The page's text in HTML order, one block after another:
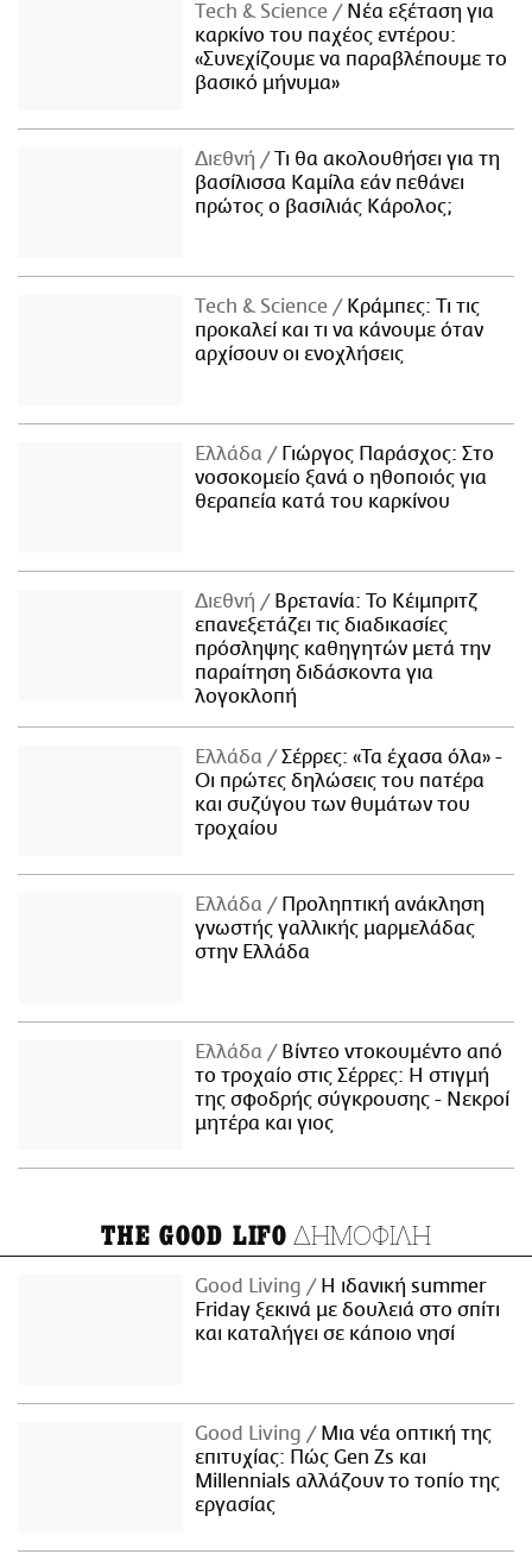
Τech & Science
Νέα εξέταση για
καρκίνο του παχέος εντέρου:
«Συνεχίζουμε να παραβλέπουμε το
βασικό μήνυμα»
Διεθνή
Τι θα ακολουθήσει για τη
βασίλισσα Καμίλα εάν πεθάνει
πρώτος ο βασιλιάς Κάρολος;
Τech & Science
Κράμπες: Τι τις
προκαλεί και τι να κάνουμε όταν
αρχίσουν οι ενοχλήσεις
Ελλάδα
Γιώργος Παράσχος: Στο
νοσοκομείο ξανά ο ηθοποιός για
θεραπεία κατά του καρκίνου
Διεθνή
Βρετανία: Το Κέιμπριτζ
επανεξετάζει τις διαδικασίες
πρόσληψης καθηγητών μετά την
παραίτηση διδάσκοντα για
λογοκλοπή
Ελλάδα
Σέρρες: «Τα έχασα όλα» -
Οι πρώτες δηλώσεις του πατέρα
και συζύγου των θυμάτων του
τροχαίου
Ελλάδα
Προληπτική ανάκληση
γνωστής γαλλικής μαρμελάδας
στην Ελλάδα
Ελλάδα
Βίντεο ντοκουμέντο από
το τροχαίο στις Σέρρες: Η στιγμή
της σφοδρής σύγκρουσης - Νεκροί
μητέρα και γιος
THE GOOD LIFO ΔΗΜΟΦΙΛΗ
Good Living
Η ιδανική summer
Friday ξεκινά με δουλειά στο σπίτι
και καταλήγει σε κάποιο νησί
Good Living
Μια νέα οπτική της
επιτυχίας: Πώς Gen Zs και
Millennials αλλάζουν το τοπίο της
εργασίας